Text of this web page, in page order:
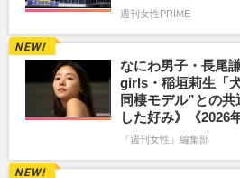
週刊女性PRIME
なにわ男子・長尾
girls・稲垣莉生「
同棲モデル”との
した好み》《2026
『週刊女性』編集部